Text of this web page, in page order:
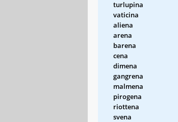
turlupina
vaticina
aliena
arena
barena
cena
dimena
gangrena
malmena
pirogena
riottena
svena